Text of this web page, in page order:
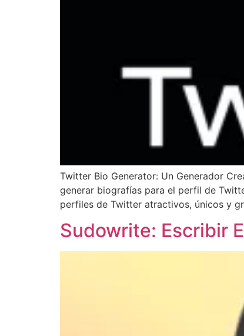
Twitter Bio Generator: Un Generador
generar biografías para el perfil de
perfiles de Twitter atractivos, únicos y
Sudowrite: Escribir